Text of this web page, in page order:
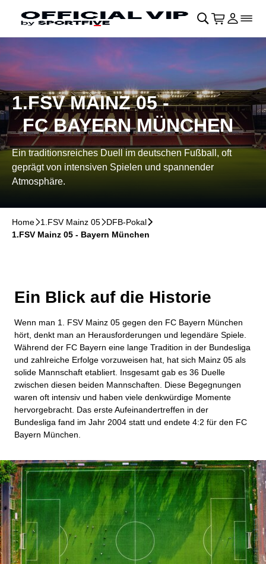
Skip to main Content􀄫
􀊫 Cart
􀍩 Login
􀉩􀌇
1.FSV MAINZ 05 -
FC BAYERN MÜNCHEN
Ein traditionsreiches Duell im deutschen Fußball, oft
geprägt von intensiven Spielen und spannender
Atmosphäre.
Home􀆊1.FSV Mainz 05􀆊DFB-Pokal􀆊
1.FSV Mainz 05 - Bayern München
Ein Blick auf die Historie
Wenn man 1. FSV Mainz 05 gegen den FC Bayern München
hört, denkt man an Herausforderungen und legendäre Spiele.
Während der FC Bayern eine lange Tradition in der Bundesliga
und zahlreiche Erfolge vorzuweisen hat, hat sich Mainz 05 als
solide Mannschaft etabliert. Insgesamt gab es 36 Duelle
zwischen diesen beiden Mannschaften. Diese Begegnungen
waren oft intensiv und haben viele denkwürdige Momente
hervorgebracht. Das erste Aufeinandertreffen in der
Bundesliga fand im Jahr 2004 statt und endete 4:2 für den FC
Bayern München.